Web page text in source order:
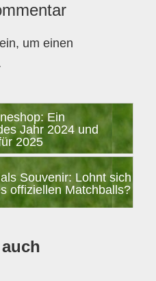
um einen
Ein
Jahr 2024 und
2025
Souvenir: Lohnt sich
offiziellen Matchballs?